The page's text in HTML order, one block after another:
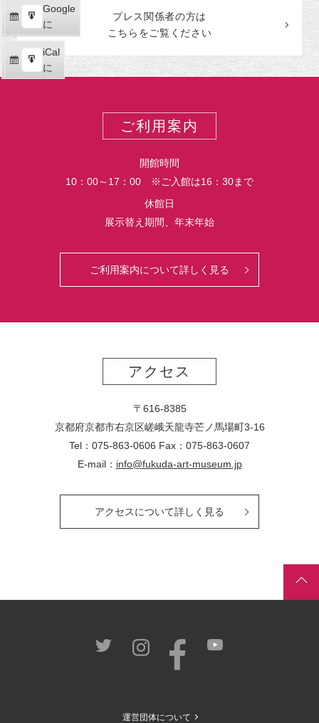
Google
で
購
読
iCal
で
購
Google
に
エ
ク
ス
ポ
iCal
に
エ
プレス関係者の方は
こちらをご覧ください
ご利用案内
開館時間
10：00～17：00 ※ご入館は16：30まで
休館日
展示替え期間、年末年始
ご利用案内について詳しく見る
アクセス
〒616-8385
京都府京都市右京区嵯峨天龍寺芒ノ馬場町3-16
Tel：075-863-0606 Fax：075-863-0607
E-mail： info@fukuda-art-museum.jp
アクセスについて詳しく見る
運営団体について